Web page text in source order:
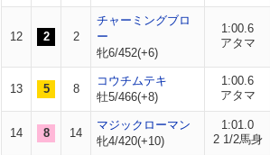
12 2 2
チャーミングブロ
ー
牝6/452(+6)
1:00.6
アタマ
13 5 8
コウチムテキ
牡5/466(+8)
1:00.6
アタマ
14 8 14
マジックローマン
牝4/420(+10)
1:01.0
2 1/2馬身